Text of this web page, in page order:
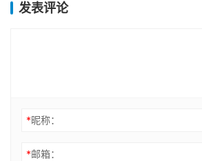
发表评论
*昵称：
*邮箱：